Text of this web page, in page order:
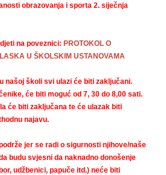
obrazovanja i sporta 2. siječnja
na poveznici: PROTOKOL O
U ŠKOLSKIM USTANOVAMA
našoj školi svi ulazi će biti zaključani.
će biti moguć od 7, 30 do 8,00 sati.
će biti zaključana te će ulazak biti
najavu.
jer se radi o sigurnosti njihove/naše
budu svjesni da naknadno donošenje
udžbenici, papuče itd.) neće biti